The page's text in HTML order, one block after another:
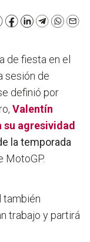
Facebook
LinkedInTelegram
de fiesta en el
sesión de
definió por
Valentín
agresividad
la temporada
MotoGP.
también
trabajo y partirá